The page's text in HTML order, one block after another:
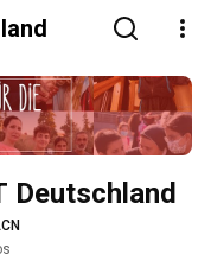
Deutschland